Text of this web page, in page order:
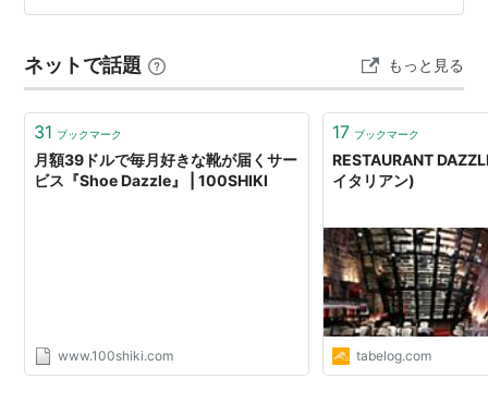
無二の表現、舞台ならではの魅力まで、たっぷりとお話
てのカテゴリーに属し、属さない眩さ」をスローガンに
掲げ、独創性に富んだ作品を生み出…
ネットで話題 もっと見る
31 ブックマーク
月額39ドルで毎月好きな靴が届くサー
ビス『Shoe Dazzle』 | 100SHIKI
www.100shiki.com
17 ブックマーク
RESTAURANT
イタリアン)
tabelog.com